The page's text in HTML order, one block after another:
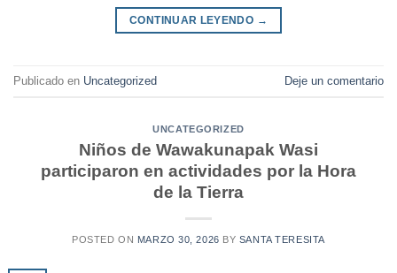
CONTINUAR LEYENDO →
Publicado en Uncategorized Deje un comentario
UNCATEGORIZED
Niños de Wawakunapak Wasi
participaron en actividades por la Hora
de la Tierra
POSTED ON MARZO 30, 2026 BY SANTA TERESITA